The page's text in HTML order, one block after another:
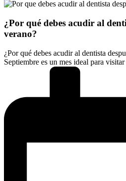
¿Por qué debes acudir al
verano?
¿Por qué debes acudir al dentista
Septiembre es un mes ideal para